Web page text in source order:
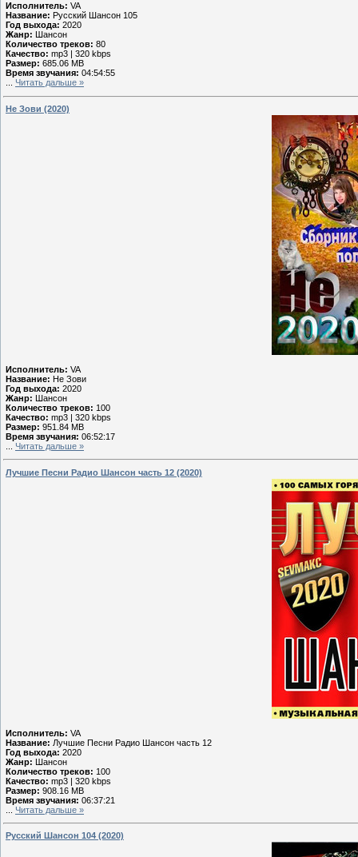
Исполнитель: VA
Название: Русский Шансон 105
Год выхода: 2020
Жанр: Шансон
Количество треков: 80
Качество: mp3 | 320 kbps
Размер: 685.06 MB
Время звучания: 04:54:55
Читать дальше »
Не Зови (2020)
Исполнитель: VA
Название: Не Зови
Год выхода: 2020
Жанр: Шансон
Количество треков: 100
Качество: mp3 | 320 kbps
Размер: 951.84 MB
Время звучания: 06:52:17
Читать дальше »
Лучшие Песни Радио Шансон часть 12 (2020)
Исполнитель: VA
Название: Лучшие Песни Радио Шансон часть 12
Год выхода: 2020
Жанр: Шансон
Количество треков: 100
Качество: mp3 | 320 kbps
Размер: 908.16 MB
Время звучания: 06:37:21
Читать дальше »
Русский Шансон 104 (2020)